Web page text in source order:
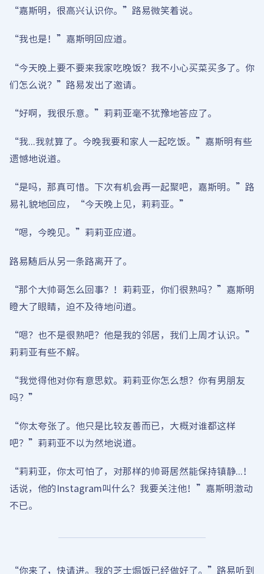
“嘉斯明，很高兴认识你。”路易微笑着说。
“我也是！”嘉斯明回应道。
“今天晚上要不要来我家吃晚饭？我不小心买菜买多了。你
们怎么说？”路易发出了邀请。
“好啊，我很乐意。”莉莉亚毫不犹豫地答应了。
“我...我就算了。今晚我要和家人一起吃饭。”嘉斯明有些
遗憾地说道。
“是吗，那真可惜。下次有机会再一起聚吧，嘉斯明。”路
易礼貌地回应，“今天晚上见，莉莉亚。”
“嗯，今晚见。”莉莉亚应道。
路易随后从另一条路离开了。
“那个大帅哥怎么回事？！莉莉亚，你们很熟吗？”嘉斯明
瞪大了眼睛，迫不及待地问道。
“嗯？也不是很熟吧？他是我的邻居，我们上周才认识。”
莉莉亚有些不解。
“我觉得他对你有意思欸。莉莉亚你怎么想？你有男朋友
吗？”
“你太夸张了。他只是比较友善而已，大概对谁都这样
吧？”莉莉亚不以为然地说道。
“莉莉亚，你太可怕了，对那样的帅哥居然能保持镇静...！
话说，他的Instagram叫什么？我要关注他！”嘉斯明激动
不已。
“你来了，快请进。我的芝士焗饭已经做好了。”路易听到